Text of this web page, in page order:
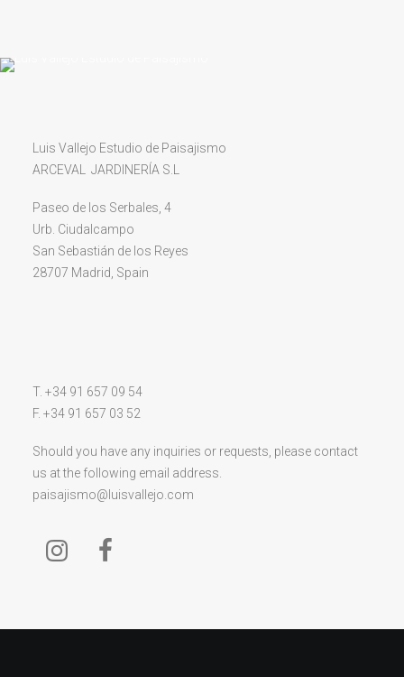
Luis Vallejo Estudio de Paisajismo
ARCEVAL JARDINERÍA S.L
Paseo de los Serbales, 4
Urb. Ciudalcampo
San Sebastián de los Reyes
28707 Madrid, Spain
T. +34 91 657 09 54
F. +34 91 657 03 52
Should you have any inquiries or requests, please contact
us at the following email address.
paisajismo@luisvallejo.com